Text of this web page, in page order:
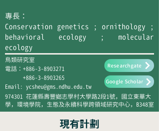
專長：
Conservation genetics ; ornithology ;
behavioral ecology ; molecular
ecology
​鳥類研究室
電話：+886-3-8903271
+886-3-8903265
Email: ycsheu@gms.ndhu.edu.tw
Researchgate
Google Scholar
974301 花蓮縣壽豐鄉志學村大學路2段1號，國立東華大
學，環境學院，生態及永續科學跨領域研究中心，B348室
現有計劃